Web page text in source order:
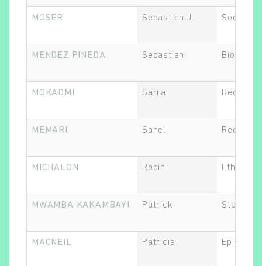
MOSER Sebastien J.
MENDEZ PINEDA Sebastian
MOKADMI Sarra
MEMARI Sahel
MICHALON Robin
MWAMBA KAKAMBAYI Patrick
MACNEIL Patricia